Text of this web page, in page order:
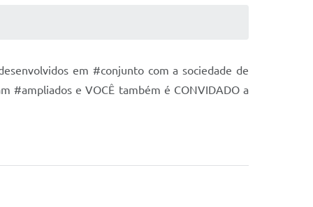
em #conjunto com a sociedade de
#ampliados e VOCÊ também é CONVIDADO a